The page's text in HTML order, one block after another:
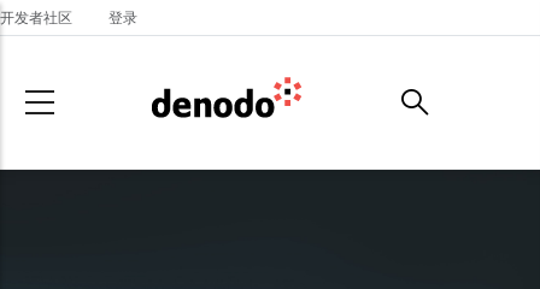
Skip to main content
开发者社区 登录